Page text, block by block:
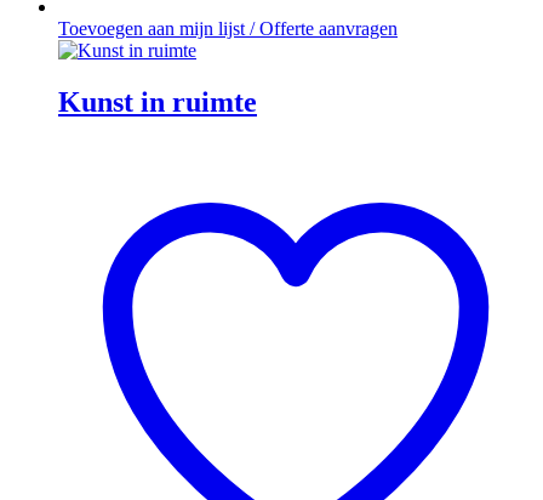
Toevoegen aan mijn lijst / Offerte aanvragen
Kunst in ruimte